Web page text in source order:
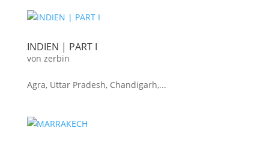
INDIEN | PART I
von zerbin
Agra, Uttar Pradesh, Chandigarh,...